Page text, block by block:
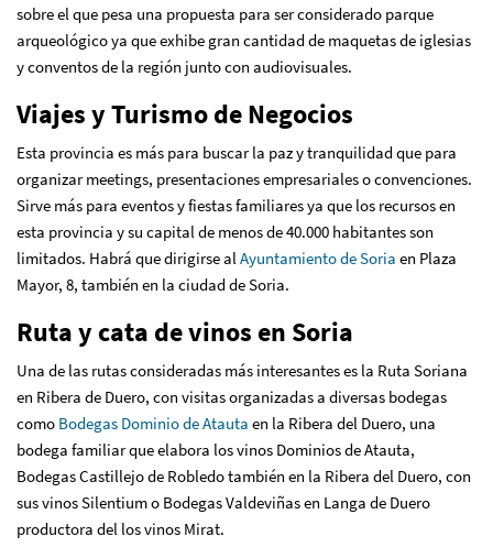
sobre el que pesa una propuesta para ser considerado parque
arqueológico ya que exhibe gran cantidad de maquetas de iglesias
y conventos de la región junto con audiovisuales.
Viajes y Turismo de Negocios
Esta provincia es más para buscar la paz y tranquilidad que para
organizar meetings, presentaciones empresariales o convenciones.
Sirve más para eventos y fiestas familiares ya que los recursos en
esta provincia y su capital de menos de 40.000 habitantes son
limitados. Habrá que dirigirse alAyuntamiento de Soria en Plaza
Mayor, 8, también en la ciudad de Soria.
Ruta y cata de vinos en Soria
Una de las rutas consideradas más interesantes es la Ruta Soriana
en Ribera de Duero, con visitas organizadas a diversas bodegas
como Bodegas Dominio de Atauta en la Ribera del Duero, una
bodega familiar que elabora los vinos Dominios de Atauta,
Bodegas Castillejo de Robledo también en la Ribera del Duero, con
sus vinos Silentium o Bodegas Valdeviñas en Langa de Duero
productora del los vinos Mirat.